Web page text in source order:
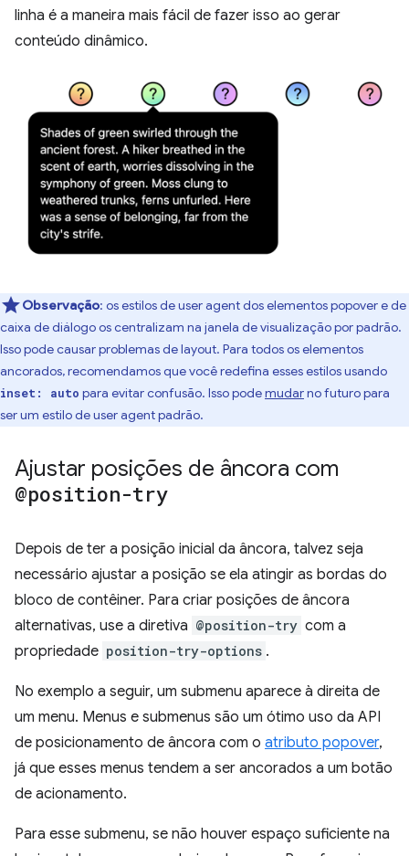
linha é a maneira mais fácil de fazer isso ao gerar
conteúdo dinâmico.
Observação: os estilos de user agent dos elementos popover e de
caixa de diálogo os centralizam na janela de visualização por padrão.
Isso pode causar problemas de layout. Para todos os elementos
ancorados, recomendamos que você redefina esses estilos usando
inset: auto para evitar confusão. Isso podemudarno futuro para
ser um estilo de user agent padrão.
Ajustar posições de âncora com
@position-try
Depois de ter a posição inicial da âncora, talvez seja
necessário ajustar a posição se ela atingir as bordas do
bloco de contêiner. Para criar posições de âncora
alternativas, use a diretiva @position-try com a
propriedade position-try-options .
No exemplo a seguir, um submenu aparece à direita de
um menu. Menus e submenus são um ótimo uso da API
de posicionamento de âncora com o atributo popover,
já que esses menus tendem a ser ancorados a um botão
de acionamento.
Para esse submenu, se não houver espaço suficiente na